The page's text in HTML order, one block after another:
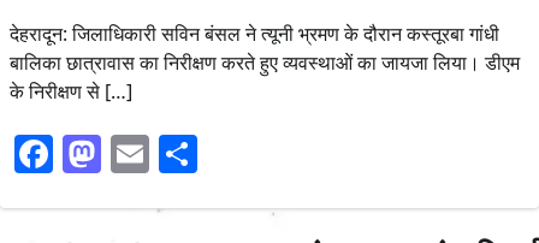
देहरादून: जिलाधिकारी सविन बंसल ने त्यूनी भ्रमण के दौरान कस्तूरबा गांधी
बालिका छात्रावास का निरीक्षण करते हुए व्यवस्थाओं का जायजा लिया। डीएम
के निरीक्षण से […]
Facebook
Mastodon
Email